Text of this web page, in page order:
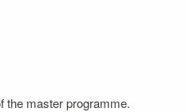
the master programme.